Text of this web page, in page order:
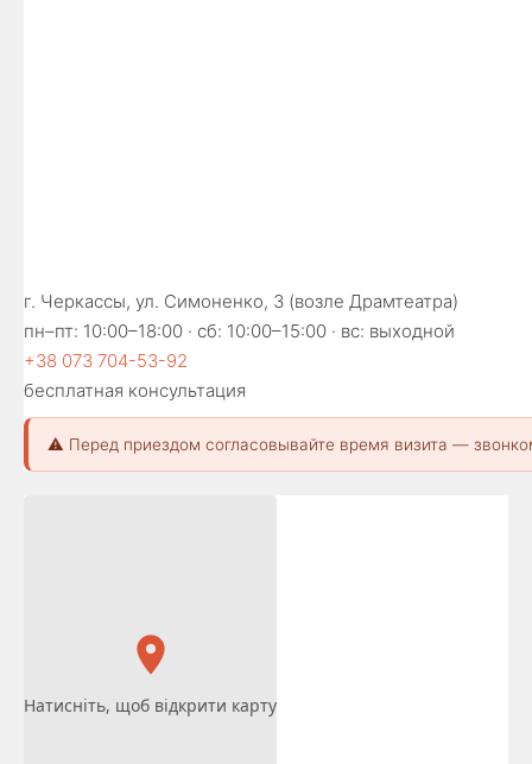
г. Черкассы, ул. Симоненко, 3 (возле Драмтеатра)
пн–пт: 10:00–18:00 · сб: 10:00–15:00 · вс: выходной
+38 073 704-53-92
бесплатная консультация
⚠️ Перед приездом согласовывайте время визита —
Натисніть, щоб відкрити карту